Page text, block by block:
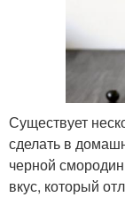
Существует
сделать в
черной
вкус, который